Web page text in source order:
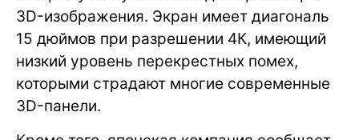
3D-изображения. Экран имеет диагональ
15 дюймов при разрешении 4К, имеющий
низкий уровень перекрестных помех,
которыми страдают многие современные
3D-панели.